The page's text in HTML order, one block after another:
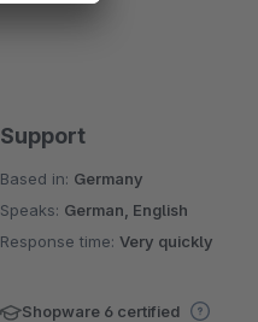
Support
Based in: Germany
Speaks: German, English
Response time:Very quickly
Shopware 6 certified